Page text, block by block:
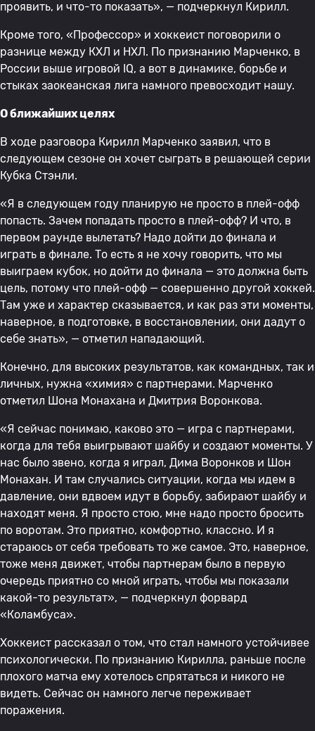
проявить, и что-то показать», — подчеркнул Кирилл.
Кроме того, «Профессор» и хоккеист поговорили о
разнице между КХЛ и НХЛ. По признанию Марченко, в
России выше игровой IQ, а вот в динамике, борьбе и
стыках заокеанская лига намного превосходит нашу.
О ближайших целях
В ходе разговора Кирилл Марченко заявил, что в
следующем сезоне он хочет сыграть в решающей серии
Кубка Стэнли.
«Я в следующем году планирую не просто в плей-офф
попасть. Зачем попадать просто в плей-офф? И что, в
первом раунде вылетать? Надо дойти до финала и
играть в финале. То есть я не хочу говорить, что мы
выиграем кубок, но дойти до финала — это должна быть
цель, потому что плей-офф — совершенно другой хоккей.
Там уже и характер сказывается, и как раз эти моменты,
наверное, в подготовке, в восстановлении, они дадут о
себе знать», — отметил нападающий.
Конечно, для высоких результатов, как командных, так и
личных, нужна «химия» с партнерами. Марченко
отметил Шона Монахана и Дмитрия Воронкова.
«Я сейчас понимаю, каково это — игра с партнерами,
когда для тебя выигрывают шайбу и создают моменты. У
нас было звено, когда я играл, Дима Воронков и Шон
Монахан. И там случались ситуации, когда мы идем в
давление, они вдвоем идут в борьбу, забирают шайбу и
находят меня. Я просто стою, мне надо просто бросить
по воротам. Это приятно, комфортно, классно. И я
стараюсь от себя требовать то же самое. Это, наверное,
тоже меня движет, чтобы партнерам было в первую
очередь приятно со мной играть, чтобы мы показали
какой-то результат», — подчеркнул форвард
«Коламбуса».
Хоккеист рассказал о том, что стал намного устойчивее
психологически. По признанию Кирилла, раньше после
плохого матча ему хотелось спрятаться и никого не
видеть. Сейчас он намного легче переживает
поражения.